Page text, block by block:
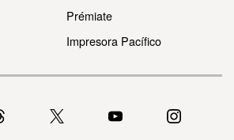
Prémiate
Impresora Pacífico